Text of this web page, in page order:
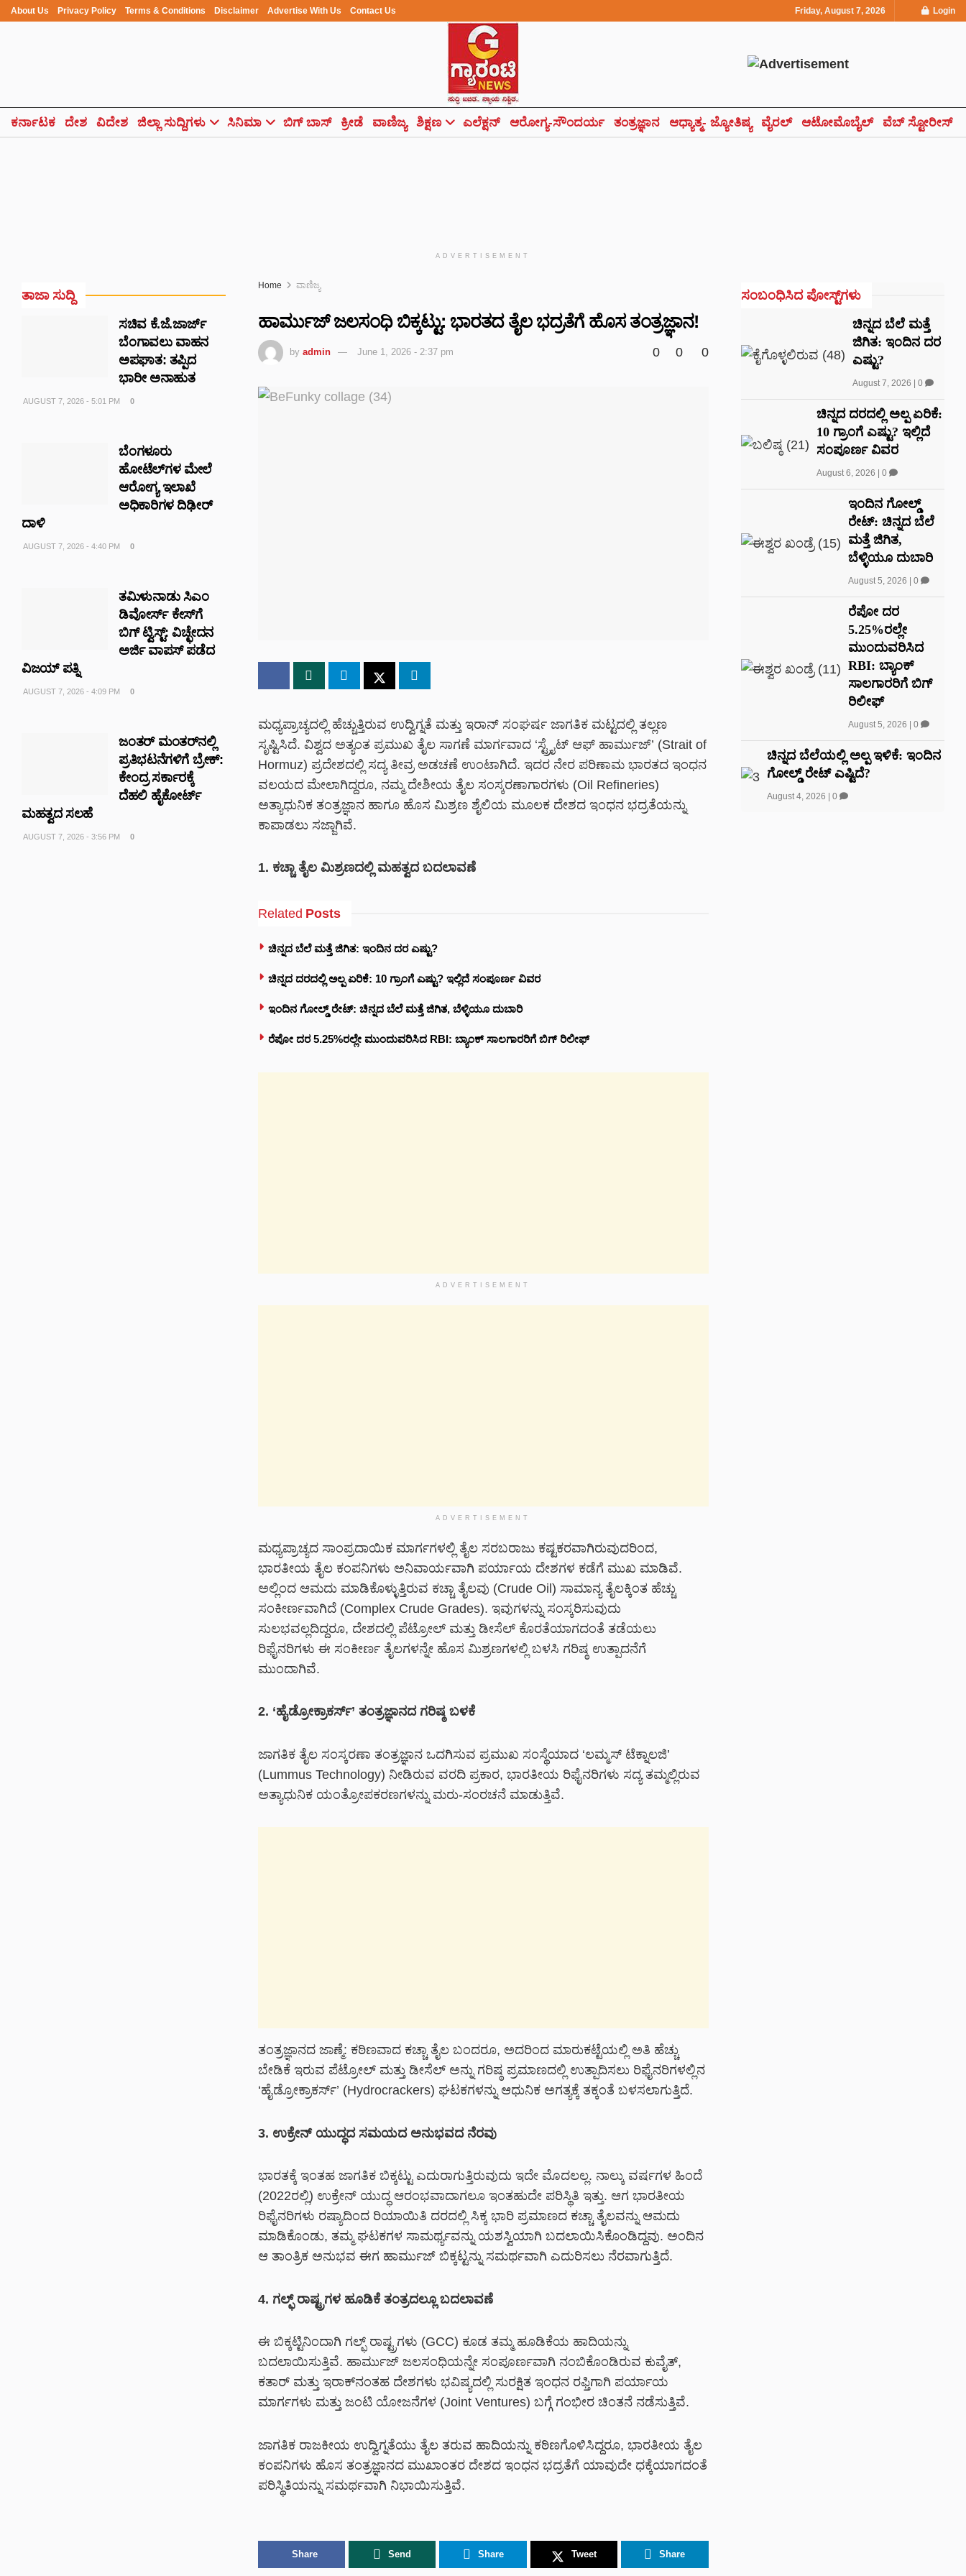
About Us Privacy Policy Terms & Conditions Disclaimer Advertise With Us Contact Us Friday, August 7, 2026 Login
ಕರ್ನಾಟಕ ದೇಶ ವಿದೇಶ ಜಿಲ್ಲಾ ಸುದ್ದಿಗಳು ಸಿನಿಮಾ ಬಿಗ್ ಬಾಸ್ ಕ್ರೀಡೆ ವಾಣಿಜ್ಯ ಶಿಕ್ಷಣ ಎಲೆಕ್ಷನ್ ಆರೋಗ್ಯ-ಸೌಂದರ್ಯ ತಂತ್ರಜ್ಞಾನ ಆಧ್ಯಾತ್ಮ- ಜ್ಯೋತಿಷ್ಯ ವೈರಲ್ ಆಟೋಮೊಬೈಲ್ ವೆಬ್ ಸ್ಟೋರೀಸ್
ADVERTISEMENT
Home ವಾಣಿಜ್ಯ
ಹಾರ್ಮುಜ್ ಜಲಸಂಧಿ ಬಿಕ್ಕಟ್ಟು: ಭಾರತದ ತೈಲ ಭದ್ರತೆಗೆ ಹೊಸ ತಂತ್ರಜ್ಞಾನ!
by admin June 1, 2026 - 2:37 pm 0 0 0
ಮಧ್ಯಪ್ರಾಚ್ಯದಲ್ಲಿ ಹೆಚ್ಚುತ್ತಿರುವ ಉದ್ವಿಗ್ನತೆ ಮತ್ತು ಇರಾನ್ ಸಂಘರ್ಷ ಜಾಗತಿಕ ಮಟ್ಟದಲ್ಲಿ ತಲ್ಲಣ
ಸೃಷ್ಟಿಸಿದೆ. ವಿಶ್ವದ ಅತ್ಯಂತ ಪ್ರಮುಖ ತೈಲ ಸಾಗಣೆ ಮಾರ್ಗವಾದ ‘ಸ್ಟ್ರೈಟ್ ಆಫ್ ಹಾರ್ಮುಜ್’ (Strait of
Hormuz) ಪ್ರದೇಶದಲ್ಲಿ ಸದ್ಯ ತೀವ್ರ ಅಡಚಣೆ ಉಂಟಾಗಿದೆ. ಇದರ ನೇರ ಪರಿಣಾಮ ಭಾರತದ ಇಂಧನ
ವಲಯದ ಮೇಲಾಗಿದ್ದರೂ, ನಮ್ಮ ದೇಶೀಯ ತೈಲ ಸಂಸ್ಕರಣಾಗಾರಗಳು (Oil Refineries)
ಅತ್ಯಾಧುನಿಕ ತಂತ್ರಜ್ಞಾನ ಹಾಗೂ ಹೊಸ ಮಿಶ್ರಣ ಶೈಲಿಯ ಮೂಲಕ ದೇಶದ ಇಂಧನ ಭದ್ರತೆಯನ್ನು
ಕಾಪಾಡಲು ಸಜ್ಜಾಗಿವೆ.
1. ಕಚ್ಚಾ ತೈಲ ಮಿಶ್ರಣದಲ್ಲಿ ಮಹತ್ವದ ಬದಲಾವಣೆ
Related Posts
ಚಿನ್ನದ ಬೆಲೆ ಮತ್ತೆ ಜಿಗಿತ: ಇಂದಿನ ದರ ಎಷ್ಟು?
ಚಿನ್ನದ ದರದಲ್ಲಿ ಅಲ್ಪ ಏರಿಕೆ: 10 ಗ್ರಾಂಗೆ ಎಷ್ಟು? ಇಲ್ಲಿದೆ ಸಂಪೂರ್ಣ ವಿವರ
ಇಂದಿನ ಗೋಲ್ಡ್ ರೇಟ್: ಚಿನ್ನದ ಬೆಲೆ ಮತ್ತೆ ಜಿಗಿತ, ಬೆಳ್ಳಿಯೂ ದುಬಾರಿ
ರೆಪೋ ದರ 5.25%ರಲ್ಲೇ ಮುಂದುವರಿಸಿದ RBI: ಬ್ಯಾಂಕ್‌ ಸಾಲಗಾರರಿಗೆ ಬಿಗ್‌ ರಿಲೀಫ್‌
ADVERTISEMENT
ADVERTISEMENT
ಮಧ್ಯಪ್ರಾಚ್ಯದ ಸಾಂಪ್ರದಾಯಿಕ ಮಾರ್ಗಗಳಲ್ಲಿ ತೈಲ ಸರಬರಾಜು ಕಷ್ಟಕರವಾಗಿರುವುದರಿಂದ,
ಭಾರತೀಯ ತೈಲ ಕಂಪನಿಗಳು ಅನಿವಾರ್ಯವಾಗಿ ಪರ್ಯಾಯ ದೇಶಗಳ ಕಡೆಗೆ ಮುಖ ಮಾಡಿವೆ.
ಅಲ್ಲಿಂದ ಆಮದು ಮಾಡಿಕೊಳ್ಳುತ್ತಿರುವ ಕಚ್ಚಾ ತೈಲವು (Crude Oil) ಸಾಮಾನ್ಯ ತೈಲಕ್ಕಿಂತ ಹೆಚ್ಚು
ಸಂಕೀರ್ಣವಾಗಿದೆ (Complex Crude Grades). ಇವುಗಳನ್ನು ಸಂಸ್ಕರಿಸುವುದು
ಸುಲಭವಲ್ಲದಿದ್ದರೂ, ದೇಶದಲ್ಲಿ ಪೆಟ್ರೋಲ್ ಮತ್ತು ಡೀಸೆಲ್ ಕೊರತೆಯಾಗದಂತೆ ತಡೆಯಲು
ರಿಫೈನರಿಗಳು ಈ ಸಂಕೀರ್ಣ ತೈಲಗಳನ್ನೇ ಹೊಸ ಮಿಶ್ರಣಗಳಲ್ಲಿ ಬಳಸಿ ಗರಿಷ್ಠ ಉತ್ಪಾದನೆಗೆ
ಮುಂದಾಗಿವೆ.
2. ‘ಹೈಡ್ರೋಕ್ರಾಕರ್ಸ್’ ತಂತ್ರಜ್ಞಾನದ ಗರಿಷ್ಠ ಬಳಕೆ
ಜಾಗತಿಕ ತೈಲ ಸಂಸ್ಕರಣಾ ತಂತ್ರಜ್ಞಾನ ಒದಗಿಸುವ ಪ್ರಮುಖ ಸಂಸ್ಥೆಯಾದ ‘ಲಮ್ಮಸ್ ಟೆಕ್ನಾಲಜಿ’
(Lummus Technology) ನೀಡಿರುವ ವರದಿ ಪ್ರಕಾರ, ಭಾರತೀಯ ರಿಫೈನರಿಗಳು ಸದ್ಯ ತಮ್ಮಲ್ಲಿರುವ
ಅತ್ಯಾಧುನಿಕ ಯಂತ್ರೋಪಕರಣಗಳನ್ನು ಮರು-ಸಂರಚನೆ ಮಾಡುತ್ತಿವೆ.
ತಂತ್ರಜ್ಞಾನದ ಜಾಣ್ಮೆ: ಕಠಿಣವಾದ ಕಚ್ಚಾ ತೈಲ ಬಂದರೂ, ಅದರಿಂದ ಮಾರುಕಟ್ಟೆಯಲ್ಲಿ ಅತಿ ಹೆಚ್ಚು
ಬೇಡಿಕೆ ಇರುವ ಪೆಟ್ರೋಲ್ ಮತ್ತು ಡೀಸೆಲ್ ಅನ್ನು ಗರಿಷ್ಠ ಪ್ರಮಾಣದಲ್ಲಿ ಉತ್ಪಾದಿಸಲು ರಿಫೈನರಿಗಳಲ್ಲಿನ
‘ಹೈಡ್ರೋಕ್ರಾಕರ್ಸ್’ (Hydrocrackers) ಘಟಕಗಳನ್ನು ಆಧುನಿಕ ಅಗತ್ಯಕ್ಕೆ ತಕ್ಕಂತೆ ಬಳಸಲಾಗುತ್ತಿದೆ.
3. ಉಕ್ರೇನ್ ಯುದ್ಧದ ಸಮಯದ ಅನುಭವದ ನೆರವು
ಭಾರತಕ್ಕೆ ಇಂತಹ ಜಾಗತಿಕ ಬಿಕ್ಕಟ್ಟು ಎದುರಾಗುತ್ತಿರುವುದು ಇದೇ ಮೊದಲಲ್ಲ. ನಾಲ್ಕು ವರ್ಷಗಳ ಹಿಂದೆ
(2022ರಲ್ಲಿ) ಉಕ್ರೇನ್ ಯುದ್ಧ ಆರಂಭವಾದಾಗಲೂ ಇಂತಹುದೇ ಪರಿಸ್ಥಿತಿ ಇತ್ತು. ಆಗ ಭಾರತೀಯ
ರಿಫೈನರಿಗಳು ರಷ್ಯಾದಿಂದ ರಿಯಾಯಿತಿ ದರದಲ್ಲಿ ಸಿಕ್ಕ ಭಾರಿ ಪ್ರಮಾಣದ ಕಚ್ಚಾ ತೈಲವನ್ನು ಆಮದು
ಮಾಡಿಕೊಂಡು, ತಮ್ಮ ಘಟಕಗಳ ಸಾಮರ್ಥ್ಯವನ್ನು ಯಶಸ್ವಿಯಾಗಿ ಬದಲಾಯಿಸಿಕೊಂಡಿದ್ದವು. ಅಂದಿನ
ಆ ತಾಂತ್ರಿಕ ಅನುಭವ ಈಗ ಹಾರ್ಮುಜ್ ಬಿಕ್ಕಟ್ಟನ್ನು ಸಮರ್ಥವಾಗಿ ಎದುರಿಸಲು ನೆರವಾಗುತ್ತಿದೆ.
4. ಗಲ್ಫ್ ರಾಷ್ಟ್ರಗಳ ಹೂಡಿಕೆ ತಂತ್ರದಲ್ಲೂ ಬದಲಾವಣೆ
ಈ ಬಿಕ್ಕಟ್ಟಿನಿಂದಾಗಿ ಗಲ್ಫ್ ರಾಷ್ಟ್ರಗಳು (GCC) ಕೂಡ ತಮ್ಮ ಹೂಡಿಕೆಯ ಹಾದಿಯನ್ನು
ಬದಲಾಯಿಸುತ್ತಿವೆ. ಹಾರ್ಮುಜ್ ಜಲಸಂಧಿಯನ್ನೇ ಸಂಪೂರ್ಣವಾಗಿ ನಂಬಿಕೊಂಡಿರುವ ಕುವೈತ್,
ಕತಾರ್ ಮತ್ತು ಇರಾಕ್‌ನಂತಹ ದೇಶಗಳು ಭವಿಷ್ಯದಲ್ಲಿ ಸುರಕ್ಷಿತ ಇಂಧನ ರಫ್ತಿಗಾಗಿ ಪರ್ಯಾಯ
ಮಾರ್ಗಗಳು ಮತ್ತು ಜಂಟಿ ಯೋಜನೆಗಳ (Joint Ventures) ಬಗ್ಗೆ ಗಂಭೀರ ಚಿಂತನೆ ನಡೆಸುತ್ತಿವೆ.
ಜಾಗತಿಕ ರಾಜಕೀಯ ಉದ್ವಿಗ್ನತೆಯು ತೈಲ ತರುವ ಹಾದಿಯನ್ನು ಕಠಿಣಗೊಳಿಸಿದ್ದರೂ, ಭಾರತೀಯ ತೈಲ
ಕಂಪನಿಗಳು ಹೊಸ ತಂತ್ರಜ್ಞಾನದ ಮುಖಾಂತರ ದೇಶದ ಇಂಧನ ಭದ್ರತೆಗೆ ಯಾವುದೇ ಧಕ್ಕೆಯಾಗದಂತೆ
ಪರಿಸ್ಥಿತಿಯನ್ನು ಸಮರ್ಥವಾಗಿ ನಿಭಾಯಿಸುತ್ತಿವೆ.
Share Send Share Tweet Share
ತಾಜಾ ಸುದ್ದಿ
ಸಚಿವ ಕೆ.ಜೆ.ಜಾರ್ಜ್
ಬೆಂಗಾವಲು ವಾಹನ
ಅಪಘಾತ: ತಪ್ಪಿದ
ಭಾರೀ ಅನಾಹುತ
AUGUST 7, 2026 - 5:01 PM 0
ಬೆಂಗಳೂರು
ಹೋಟೆಲ್‌ಗಳ ಮೇಲೆ
ಆರೋಗ್ಯ ಇಲಾಖೆ
ಅಧಿಕಾರಿಗಳ ದಿಢೀರ್
ದಾಳಿ
AUGUST 7, 2026 - 4:40 PM 0
ತಮಿಳುನಾಡು ಸಿಎಂ
ಡಿವೋರ್ಸ್ ಕೇಸ್‌ಗೆ
ಬಿಗ್ ಟ್ವಿಸ್ಟ್: ವಿಚ್ಛೇದನ
ಅರ್ಜಿ ವಾಪಸ್ ಪಡೆದ
ವಿಜಯ್ ಪತ್ನಿ
AUGUST 7, 2026 - 4:09 PM 0
ಜಂತರ್ ಮಂತರ್‌ನಲ್ಲಿ
ಪ್ರತಿಭಟನೆಗಳಿಗೆ ಬ್ರೇಕ್:
ಕೇಂದ್ರ ಸರ್ಕಾರಕ್ಕೆ
ದೆಹಲಿ ಹೈಕೋರ್ಟ್
ಮಹತ್ವದ ಸಲಹೆ
AUGUST 7, 2026 - 3:56 PM 0
ಸಂಬಂಧಿಸಿದ ಪೋಸ್ಟ್‌ಗಳು
ಚಿನ್ನದ ಬೆಲೆ ಮತ್ತೆ
ಜಿಗಿತ: ಇಂದಿನ ದರ
ಎಷ್ಟು?
August 7, 2026 0
ಚಿನ್ನದ ದರದಲ್ಲಿ ಅಲ್ಪ ಏರಿಕೆ:
10 ಗ್ರಾಂಗೆ ಎಷ್ಟು? ಇಲ್ಲಿದೆ
ಸಂಪೂರ್ಣ ವಿವರ
August 6, 2026 0
ಇಂದಿನ ಗೋಲ್ಡ್
ರೇಟ್: ಚಿನ್ನದ ಬೆಲೆ
ಮತ್ತೆ ಜಿಗಿತ,
ಬೆಳ್ಳಿಯೂ ದುಬಾರಿ
August 5, 2026 0
ರೆಪೋ ದರ
5.25%ರಲ್ಲೇ
ಮುಂದುವರಿಸಿದ
RBI: ಬ್ಯಾಂಕ್‌
ಸಾಲಗಾರರಿಗೆ ಬಿಗ್‌
ರಿಲೀಫ್‌
August 5, 2026 0
ಚಿನ್ನದ ಬೆಲೆಯಲ್ಲಿ ಅಲ್ಪ ಇಳಿಕೆ: ಇಂದಿನ
ಗೋಲ್ಡ್ ರೇಟ್ ಎಷ್ಟಿದೆ?
August 4, 2026 0